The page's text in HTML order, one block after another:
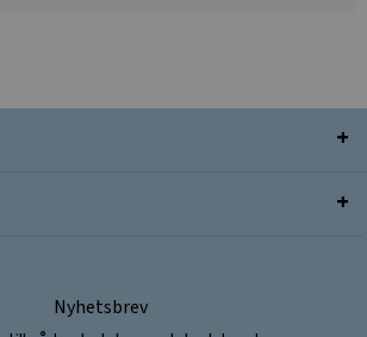
Nyhetsbrev